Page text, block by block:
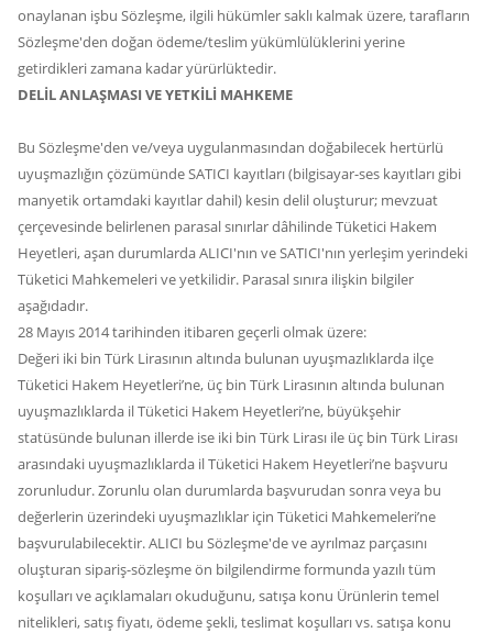
onaylanan işbu Sözleşme, ilgili hükümler saklı kalmak üzere, tarafların
Sözleşme'den doğan ödeme/teslim yükümlülüklerini yerine
getirdikleri zamana kadar yürürlüktedir.
DELİL ANLAŞMASI VE YETKİLİ MAHKEME
Bu Sözleşme'den ve/veya uygulanmasından doğabilecek hertürlü
uyuşmazlığın çözümünde SATICI kayıtları (bilgisayar-ses kayıtları gibi
manyetik ortamdaki kayıtlar dahil) kesin delil oluşturur; mevzuat
çerçevesinde belirlenen parasal sınırlar dâhilinde Tüketici Hakem
Heyetleri, aşan durumlarda ALICI'nın ve SATICI'nın yerleşim yerindeki
Tüketici Mahkemeleri ve yetkilidir. Parasal sınıra ilişkin bilgiler
aşağıdadır.
28 Mayıs 2014 tarihinden itibaren geçerli olmak üzere:
Değeri iki bin Türk Lirasının altında bulunan uyuşmazlıklarda ilçe
Tüketici Hakem Heyetleri’ne, üç bin Türk Lirasının altında bulunan
uyuşmazlıklarda il Tüketici Hakem Heyetleri’ne, büyükşehir
statüsünde bulunan illerde ise iki bin Türk Lirası ile üç bin Türk Lirası
arasındaki uyuşmazlıklarda il Tüketici Hakem Heyetleri’ne başvuru
zorunludur. Zorunlu olan durumlarda başvurudan sonra veya bu
değerlerin üzerindeki uyuşmazlıklar için Tüketici Mahkemeleri’ne
başvurulabilecektir. ALICI bu Sözleşme'de ve ayrılmaz parçasını
oluşturan sipariş-sözleşme ön bilgilendirme formunda yazılı tüm
koşulları ve açıklamaları okuduğunu, satışa konu Ürünlerin temel
nitelikleri, satış fiyatı, ödeme şekli, teslimat koşulları vs. satışa konu